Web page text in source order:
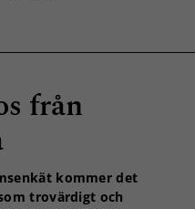
från
kommer det
trovärdigt och